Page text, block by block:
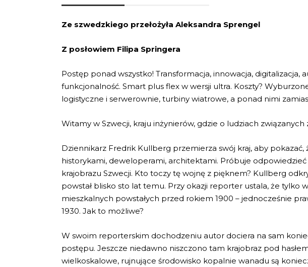
Ze szwedzkiego przełożyła Aleksandra Sprengel
Z posłowiem Filipa Springera
Postęp ponad wszystko! Transformacja, innowacja,
funkcjonalność. Smart plus flex w wersji ultra. Koszty?
logistyczne i serwerownie, turbiny wiatrowe, a ponad nimi
Witamy w Szwecji, kraju inżynierów, gdzie o ludziach
Dziennikarz Fredrik Kullberg przemierza swój kraj, aby
historykami, deweloperami, architektami. Próbuje
krajobrazu Szwecji. Kto toczy tę wojnę z pięknem? Kullberg
powstał blisko sto lat temu. Przy okazji reporter ustala, że tylko
mieszkalnych powstałych przed rokiem 1900 – jednocześnie
1930. Jak to możliwe?
W swoim reporterskim dochodzeniu autor dociera na sam
postępu. Jeszcze niedawno niszczono tam krajobraz pod
wielkoskalowe, rujnujące środowisko kopalnie wanadu są